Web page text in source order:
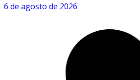
6 de agosto de 2026